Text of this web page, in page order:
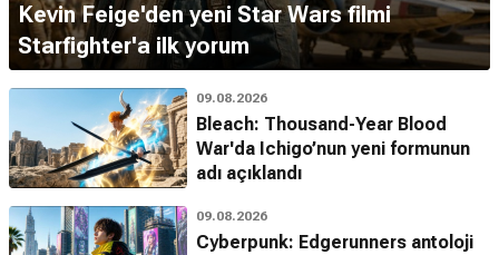
Kevin Feige'den yeni Star Wars filmi
Starfighter'a ilk yorum
09.08.2026
Bleach: Thousand-Year Blood
War'da Ichigo’nun yeni formunun
adı açıklandı
09.08.2026
Cyberpunk: Edgerunners antoloji